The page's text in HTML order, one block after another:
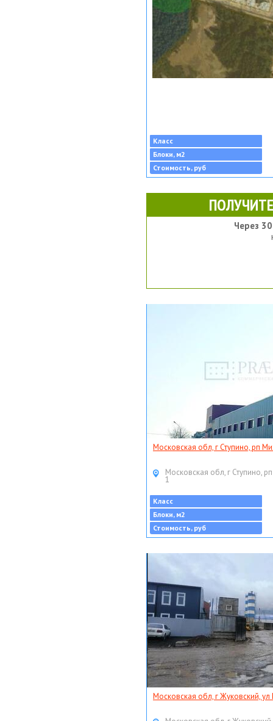
Класс
Блоки, м2
Стоимость, руб
Через
Московская обл, г Ступино, рп
Московская обл, г Ступино,
1
Класс
Блоки, м2
Стоимость, руб
Московская обл, г Жуковский,